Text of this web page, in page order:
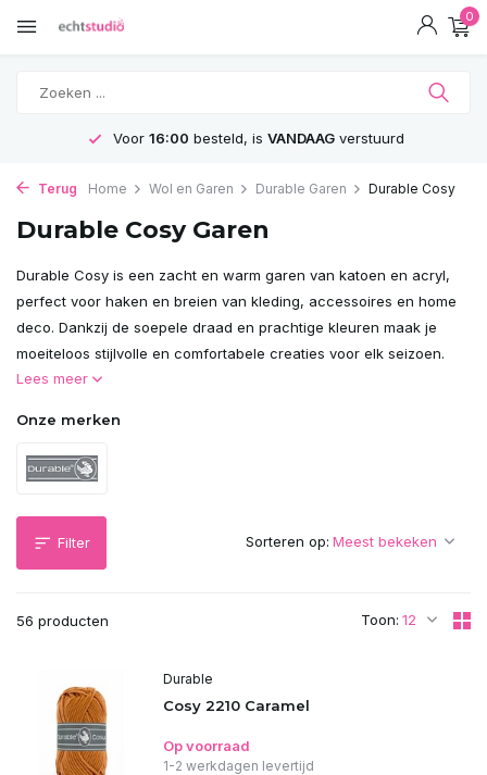
0
Voor 16:00 besteld, is VANDAAGverstuurd
Terug Home Wol en Garen Durable Garen Durable Cosy
Durable Cosy Garen
Durable Cosy is een zacht en warm garen van katoen en acryl,
perfect voor haken en breien van kleding, accessoires en home
deco. Dankzij de soepele draad en prachtige kleuren maak je
moeiteloos stijlvolle en comfortabele creaties voor elk seizoen.
Lees meer
Onze merken
Filter
56 producten Toon:
Sorteren op:
Durable
Cosy 2210 Caramel
Op voorraad
1-2 werkdagen levertijd